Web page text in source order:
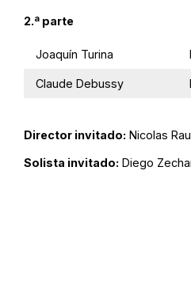
2.ª parte
Joaquín Turina
Claude Debussy
Director invitado: Nicolas
Solista invitado: Diego